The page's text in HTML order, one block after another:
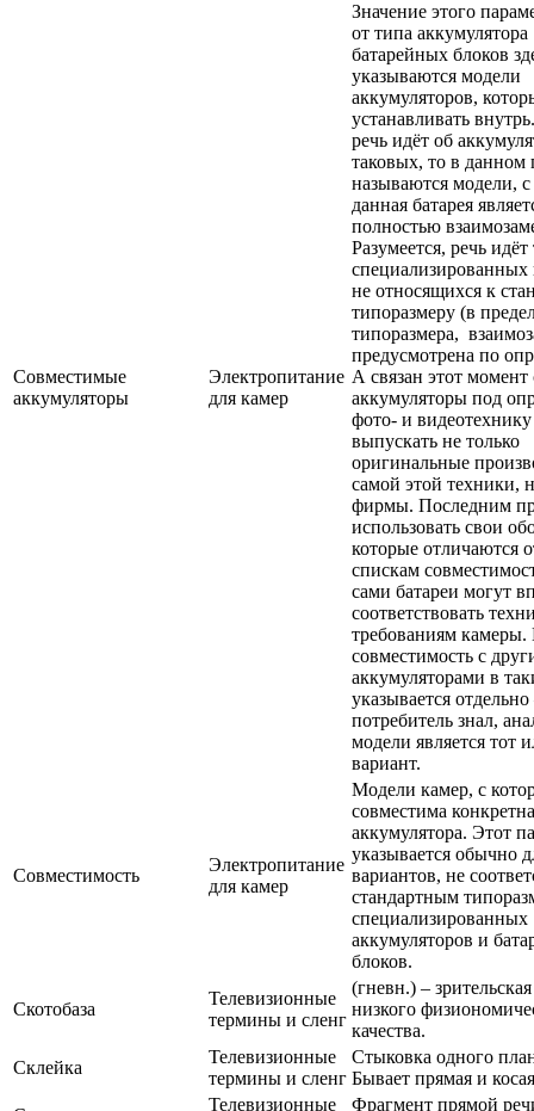
Совместимые
аккумуляторы
Электропитание
для камер
Значение этого
от типа
батарейных блоков
указываются модели
аккумуляторов,
устанавливать
речь идёт об
таковых, то в данном
называются модели,
данная батарея
полностью
Разумеется, речь идёт
специализированных
не относящихся к
типоразмеру (в
типоразмера,
предусмотрена по
А связан этот момент
аккумуляторы под
фото- и
выпускать не только
оригинальные
самой этой техники,
фирмы. Последним
использовать свои
которые отличаются
спискам
сами батареи могут
соответствовать
требованиям камеры.
совместимость с
аккумуляторами в
указывается
потребитель знал,
модели является тот
вариант.
Совместимость
Электропитание
для камер
Модели камер, с
совместима
аккумулятора. Этот
указывается обычно
вариантов, не
стандартным
специализированных
аккумуляторов и
блоков.
Скотобаза
Телевизионные
термины и сленг
(гневн.) –
низкого
качества.
Склейка
Телевизионные
термины и сленг
Стыковка одного
Бывает прямая и
Телевизионные
Фрагмент прямой